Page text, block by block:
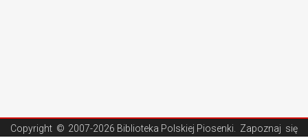
Copyright © 2007-2026 Biblioteka Polskiej Piosenki . Zapoznaj się